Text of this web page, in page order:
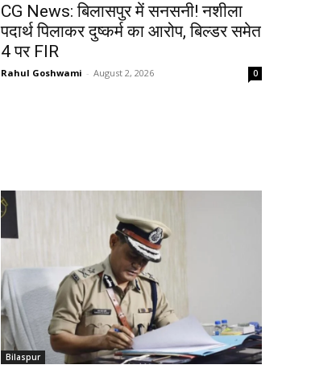
CG News: बिलासपुर में सनसनी! नशीला
पदार्थ पिलाकर दुष्कर्म का आरोप, बिल्डर समेत
4 पर FIR
Rahul Goshwami - August 2, 2026 0
Bilaspur